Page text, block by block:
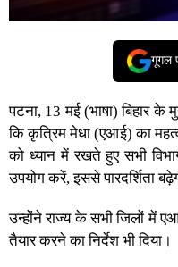
गूगल
पटना, 13 मई (भाषा) बिहार के
कि कृत्रिम मेधा (एआई) का
को ध्यान में रखते हुए सभी
उपयोग करें, इससे पारदर्शिता
उन्होंने राज्य के सभी जिलों में
तैयार करने का निर्देश भी दिया।